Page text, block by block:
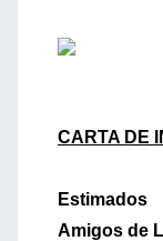
CARTA DE
Estimados
Amigos de